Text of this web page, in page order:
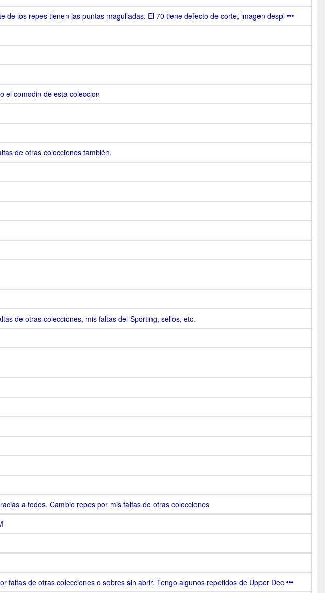
de los repes tienen las puntas magulladas. El 70 tiene defecto de corte, imagen despl
el comodin de esta coleccion
de otras colecciones también.
de otras colecciones, mis faltas del Sporting, sellos, etc.
a todos. Cambio repes por mis faltas de otras colecciones
faltas de otras colecciones o sobres sin abrir. Tengo algunos repetidos de Upper Dec